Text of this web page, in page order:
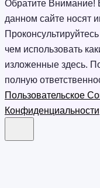
Обратите Внимание!
данном сайте носят
чем использовать
изложенные здесь.
полную
Пользовательское
Конфиденциальности